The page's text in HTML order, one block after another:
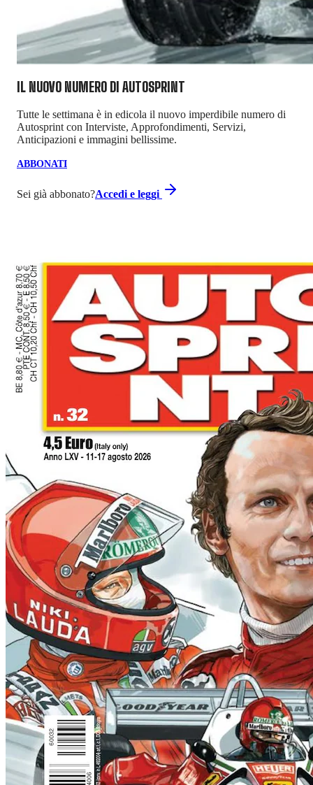
IL NUOVO NUMERO DI AUTOSPRINT
Tutte le settimana è in edicola il nuovo imperdibile numero di
Autosprint con Interviste, Approfondimenti, Servizi,
Anticipazioni e immagini bellissime.
ABBONATI
Sei già abbonato?Accedi e leggi